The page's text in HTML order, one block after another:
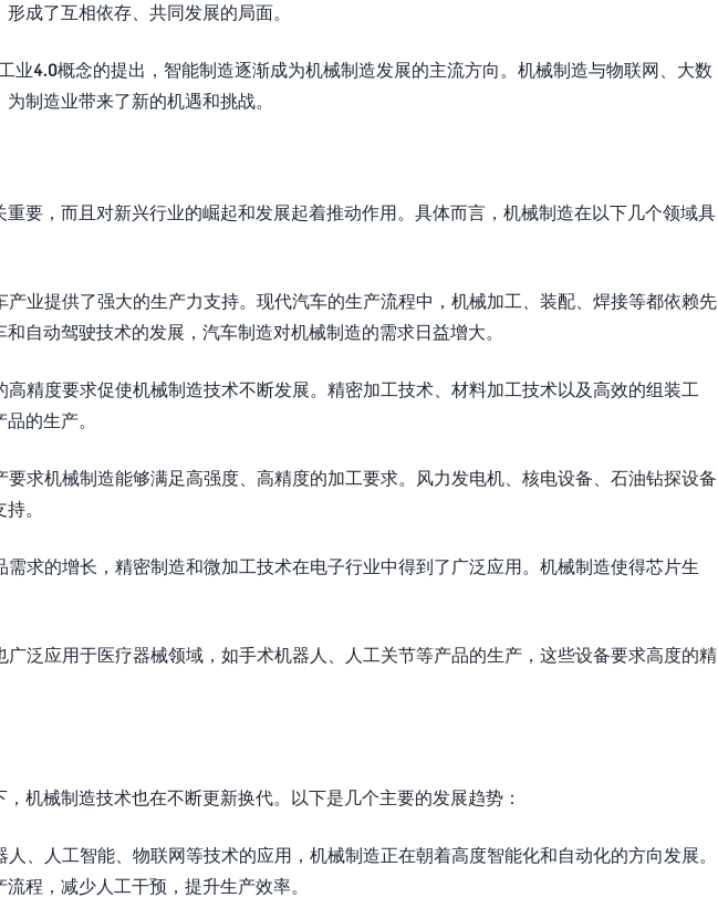
成了互相依存、共同发展的局面。
业4.0概念的提出，智能制造逐渐成为机械制造发展的主流方向。机械制造与物联网、大数
制造业带来了新的机遇和挑战。
要，而且对新兴行业的崛起和发展起着推动作用。具体而言，机械制造在以下几个领域具
产业提供了强大的生产力支持。现代汽车的生产流程中，机械加工、装配、焊接等都依赖先
自动驾驶技术的发展，汽车制造对机械制造的需求日益增大。
高精度要求促使机械制造技术不断发展。精密加工技术、材料加工技术以及高效的组装工
的生产。
要求机械制造能够满足高强度、高精度的加工要求。风力发电机、核电设备、石油钻探设备
。
需求的增长，精密制造和微加工技术在电子行业中得到了广泛应用。机械制造使得芯片生
广泛应用于医疗器械领域，如手术机器人、人工关节等产品的生产，这些设备要求高度的精
机械制造技术也在不断更新换代。以下是几个主要的发展趋势：
、人工智能、物联网等技术的应用，机械制造正在朝着高度智能化和自动化的方向发展。
程，减少人工干预，提升生产效率。